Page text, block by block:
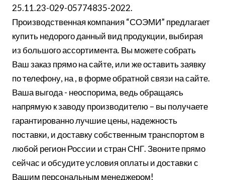
25.11.23-029-05774835-2022.
Производственная компания “СОЭМИ” предлагает
купить недорого данный вид продукции, выбирая
из большого ассортимента. Вы можете собрать
Ваш заказ прямо на сайте, или же оставить заявку
по телефону, на , в форме обратной связи на сайте.
Ваша выгода - неоспорима, ведь обращаясь
напрямую к заводу производителю – вы получаете
гарантированно лучшие цены, надежность
поставки, и доставку собственным транспортом в
любой регион России и стран СНГ. Звоните прямо
сейчас и обсудите условия оплаты и доставки с
Вашим персональным менеджером!